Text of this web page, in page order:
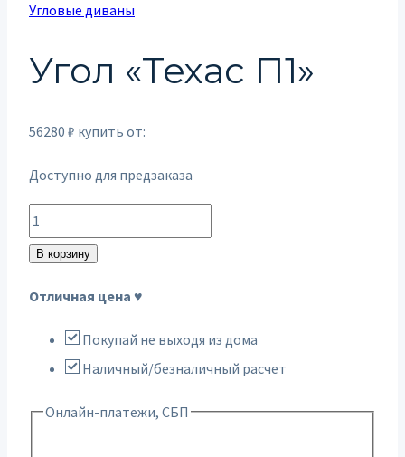
Угловые диваны
Угол «Техас П1»
56280 ₽ купить от:
Доступно для предзаказа
Количество
товара
"Техас
В корзину
Отличная цена ♥
Покупай не выходя из дома
Наличный/безналичный расчет
Онлайн-платежи, СБП